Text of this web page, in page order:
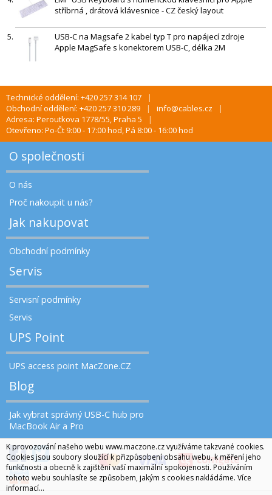
stříbrná , drátová klávesnice - CZ český layout
USB-C na Magsafe 2 kabel typ T pro napájecí zdroje
Apple MagSafe s konektorem USB-C, délka 2M
Technické oddělení: +420 257 314 107
Obchodní oddělení: +420 257 310 289
info@cables.cz
Adresa: Peroutkova 1778/55, Praha 5
Otevřeno: Po-Čt 9:00 - 17:00 hod, Pá 8:00 - 16:00 hod
O společnosti
O nás
Proč nakoupit u nás?
Jak nakupovat
Obchodní podmínky
Servis
Servisní podmínky
Servis
UPS Point
UPS access point MacZone.CZ
Blog
Jak vybrat správný USB-C hub pro
MacBook Air a Pro
K provozování našeho webu www.maczone.cz využíváme takzvané cookies.
Cookies jsou soubory sloužící k přizpůsobení obsahu webu, k měření jeho
funkčnosti a obecně k zajištění vaší maximální spokojenosti. Používáním
tohoto webu souhlasíte se způsobem, jakým s cookies nakládáme. Více
informací...